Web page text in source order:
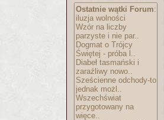
Ostatnie wątki Forum:
iluzja wolności
Wzór na liczby
parzyste i nie par..
Dogmat o Trójcy
Świętej - próba l..
Diabeł tasmański i
zaraźliwy nowo..
Sześcienne odchody-to
jednak możl..
Wszechświat
przygotowany na
więce..